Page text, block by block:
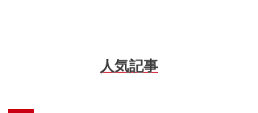
人気記事